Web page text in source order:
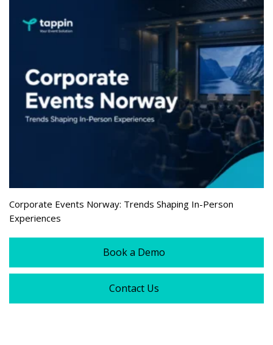
Corporate Events Norway: Trends Shaping In-Person
Experiences
Book a Demo
Contact Us